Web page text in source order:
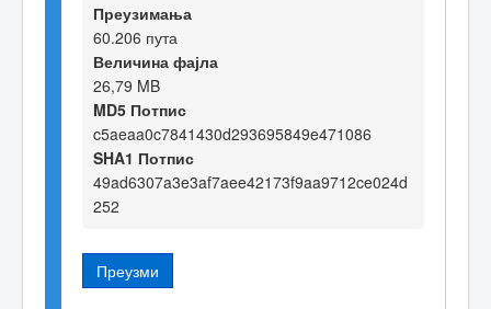
Преузимања
60.206 пута
Величина фајла
26,79 MB
MD5 Потпис
c5aeaa0c7841430d293695849e471086
SHA1 Потпис
49ad6307a3e3af7aee42173f9aa9712ce024d
252
Преузми